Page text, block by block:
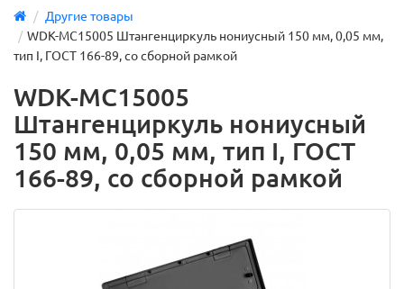
Другие товары
WDK-MC15005 Штангенциркуль нониусный 150 мм, 0,05 мм,
тип I, ГОСТ 166-89, со сборной рамкой
WDK-MC15005
Штангенциркуль нониусный
150 мм, 0,05 мм, тип I, ГОСТ
166-89, со сборной рамкой